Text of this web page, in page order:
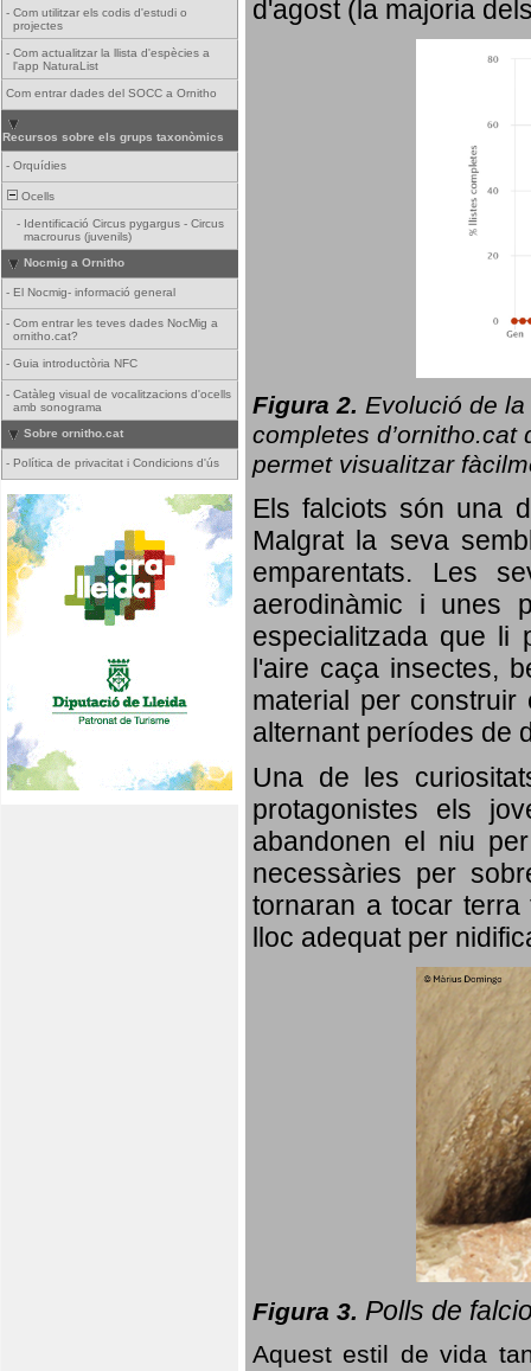
- Com utilitzar els codis d'estudi o
projectes
- Com actualitzar la llista d'espècies a
l'app NaturaList
Com entrar dades del SOCC a Ornitho
Recursos sobre els grups taxonòmics
- Orquídies
Ocells
- Identificació Circus pygargus - Circus
macrourus (juvenils)
Nocmig a Ornitho
- El Nocmig- informació general
- Com entrar les teves dades NocMig a
ornitho.cat?
- Guia introductòria NFC
- Catàleg visual de vocalitzacions d'ocells
amb sonograma
Sobre ornitho.cat
- Política de privacitat i Condicions d'ús
d'agost (la majoria
Figura 2. Evolució de la
completes d’ornitho.cat
permet visualitzar
Els falciots són una
Malgrat la seva
emparentats. Les
aerodinàmic i unes
especialitzada que li
l'aire caça insectes,
material per
alternant períodes de
Una de les
protagonistes els
abandonen el niu
necessàries per
tornaran a tocar
lloc adequat per
Figura 3. Polls de
Aquest estil de vida